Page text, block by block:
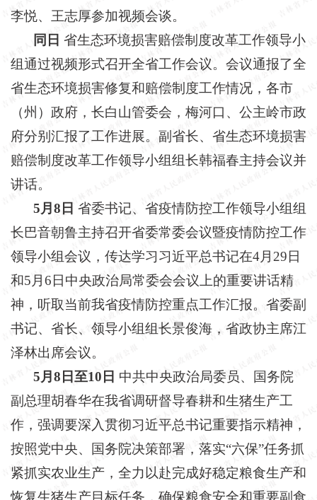
李悦、王志厚参加视频会谈。
同日 省生态环境损害赔偿制度改革工作领导小
组通过视频形式召开全省工作会议。会议通报了全
省生态环境损害修复和赔偿制度工作情况，各市
（州）政府，长白山管委会，梅河口、公主岭市政
府分别汇报了工作进展。副省长、省生态环境损害
赔偿制度改革工作领导小组组长韩福春主持会议并
讲话。
5月8日 省委书记、省疫情防控工作领导小组组
长巴音朝鲁主持召开省委常委会议暨疫情防控工作
领导小组会议，传达学习习近平总书记在4月29日
和5月6日中央政治局常委会会议上的重要讲话精
神，听取当前我省疫情防控重点工作汇报。省委副
书记、省长、领导小组组长景俊海，省政协主席江
泽林出席会议。
5月8日至10日 中共中央政治局委员、国务院
副总理胡春华在我省调研督导春耕和生猪生产工
作，强调要深入贯彻习近平总书记重要指示精神，
按照党中央、国务院决策部署，落实“六保”任务抓
紧抓实农业生产，全力以赴完成好稳定粮食生产和
恢复生猪生产目标任务，确保粮食安全和重要副食